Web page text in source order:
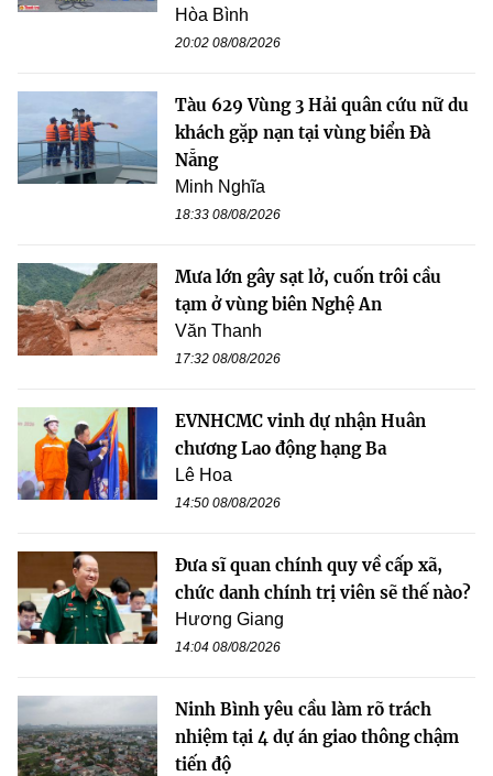
Hòa Bình
20:02 08/08/2026
Tàu 629 Vùng 3 Hải quân cứu nữ du
khách gặp nạn tại vùng biển Đà
Nẵng
Minh Nghĩa
18:33 08/08/2026
Mưa lớn gây sạt lở, cuốn trôi cầu
tạm ở vùng biên Nghệ An
Văn Thanh
17:32 08/08/2026
EVNHCMC vinh dự nhận Huân
chương Lao động hạng Ba
Lê Hoa
14:50 08/08/2026
Đưa sĩ quan chính quy về cấp xã,
chức danh chính trị viên sẽ thế nào?
Hương Giang
14:04 08/08/2026
Ninh Bình yêu cầu làm rõ trách
nhiệm tại 4 dự án giao thông chậm
tiến độ